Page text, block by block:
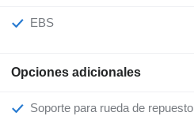
EBS
Opciones adicionales
Soporte para rueda de repuesto